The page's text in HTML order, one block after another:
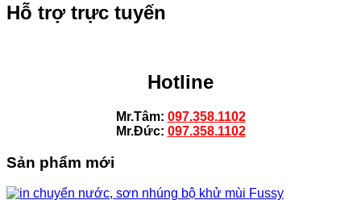
Hỗ trợ trực tuyến
Hotline
Mr.Tâm: 097.358.1102
Mr.Đức: 097.358.1102
Sản phẩm mới